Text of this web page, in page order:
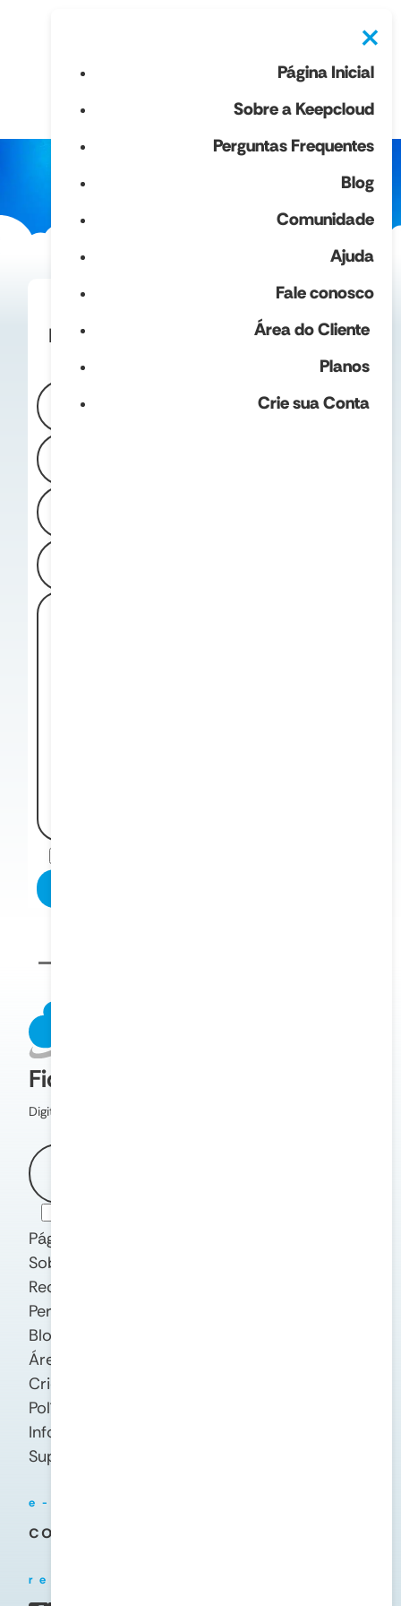
×
Página Inicial
Sobre a Keepcloud
Perguntas Frequentes
Blog
Comunidade
Ajuda
Fale conosco
Área do Cliente
Planos
Crie sua Conta
Pronto para
Simplificar sua Gestão
Fique por dentro!
Digite seu e-mail e fique por dentro.
Página Inicial
Sobre Nós
Recursos
Perguntas Frequentes
Blog
Área do Cliente
Crie sua Conta
Política de Privacidade
Informações técnicas
Suporte
e-mail
contato@keepcloud.io
redes sociais